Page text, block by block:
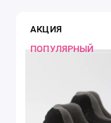
АКЦИЯ
ПОПУЛЯРНЫЙ